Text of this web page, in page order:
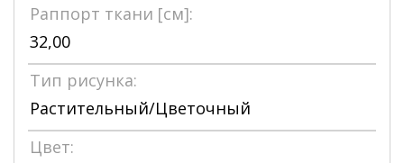
Раппорт ткани [см]:
32,00
Тип рисунка:
Растительный/Цветочный
Цвет: